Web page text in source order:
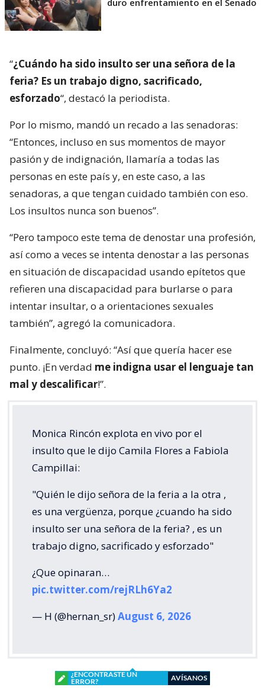
duro enfrentamiento en el Senado
“¿Cuándo ha sido insulto ser una señora de la
feria? Es un trabajo digno, sacrificado,
esforzado“, destacó la periodista.
Por lo mismo, mandó un recado a las senadoras:
“Entonces, incluso en sus momentos de mayor
pasión y de indignación, llamaría a todas las
personas en este país y, en este caso, a las
senadoras, a que tengan cuidado también con eso.
Los insultos nunca son buenos”.
“Pero tampoco este tema de denostar una profesión,
así como a veces se intenta denostar a las personas
en situación de discapacidad usando epítetos que
refieren una discapacidad para burlarse o para
intentar insultar, o a orientaciones sexuales
también”, agregó la comunicadora.
Finalmente, concluyó: “Así que quería hacer ese
punto. ¡En verdad me indigna usar el lenguaje tan
mal y descalificar!”.
Monica Rincón explota en vivo por el
insulto que le dijo Camila Flores a Fabiola
Campillai:
"Quién le dijo señora de la feria a la otra ,
es una vergüenza, porque ¿cuando ha sido
insulto ser una señora de la feria? , es un
trabajo digno, sacrificado y esforzado"
¿Que opinaran…
pic.twitter.com/rejRLh6Ya2
— H (@hernan_sr)August 6, 2026
¿ENCONTRASTE UN
ERROR?
AVÍSANOS